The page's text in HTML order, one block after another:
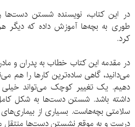
در این کتاب، نویسنده شستن دست‌ها
طوری به بچه‌ها آموزش داده که دیگر
کرد.
در مقدمه این کتاب خطاب به پدران و
می‌دانید، گاهی ساده‌ترین کارها را هم
دهیم. یک تغییر کوچک می‌تواند
داشته باشد. شستن دست‌ها به شکل
سلامتی بچه‌هاست. بسیاری از
درست و به موقع نشستن دست‌ها منتقل